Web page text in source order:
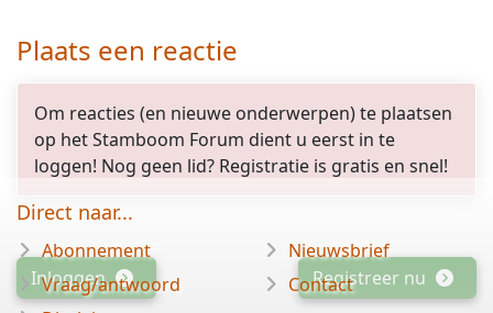
Plaats een reactie
Om reacties (en nieuwe onderwerpen) te plaatsen
op het Stamboom Forum dient u eerst in te
loggen! Nog geen lid? Registratie is gratis en snel!
Inloggen Registreer nu
Direct naar...
Abonnement
Vraag/antwoord
Nieuwsbrief
Contact